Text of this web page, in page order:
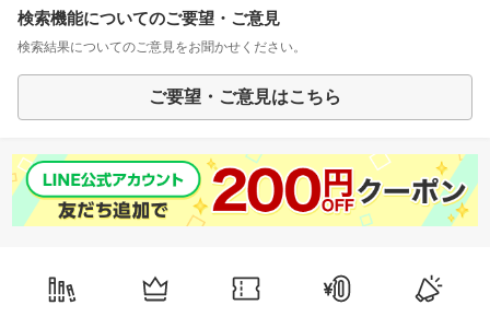
検索機能についてのご要望・ご意見
検索結果についてのご意見をお聞かせください。
ご要望・ご意見はこちら